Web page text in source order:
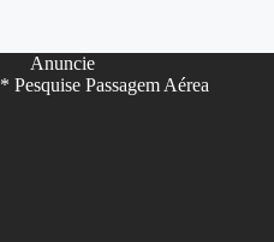
Anuncie
* Pesquise Passagem Aérea